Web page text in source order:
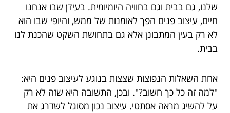
שלנו, גם בבית וגם בחוויה היומיומית. בעידן שבו אנחנו
חיים, עיצוב פנים הפך לאומנות של ממש, והיופי שבו הוא
לא רק בעין המתבונן אלא גם בתחושת השקט שהכנת לנו
בבית.
אחת השאלות הנפוצות שצצות בנוגע לעיצוב פנים היא:
"למה זה כל כך חשוב?". ובכן, התשובה היא שזה לא רק
על להשיג מראה אסתטי. עיצוב נכון מסוגל לשדרג את